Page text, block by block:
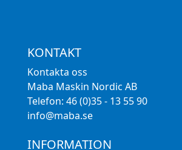
KONTAKT
Kontakta oss
Maba Maskin Nordic AB
Telefon: 46 (0)35 - 13 55 90
info@maba.se
INFORMATION